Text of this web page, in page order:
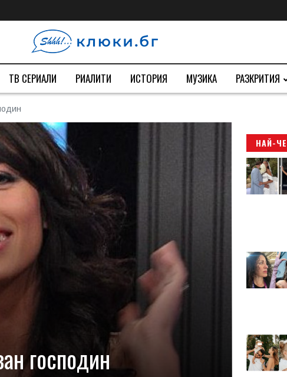
ТВ СЕРИАЛИ РИАЛИТИ ИСТОРИЯ МУЗИКА РАЗКРИТИЯ
господин
НАЙ-